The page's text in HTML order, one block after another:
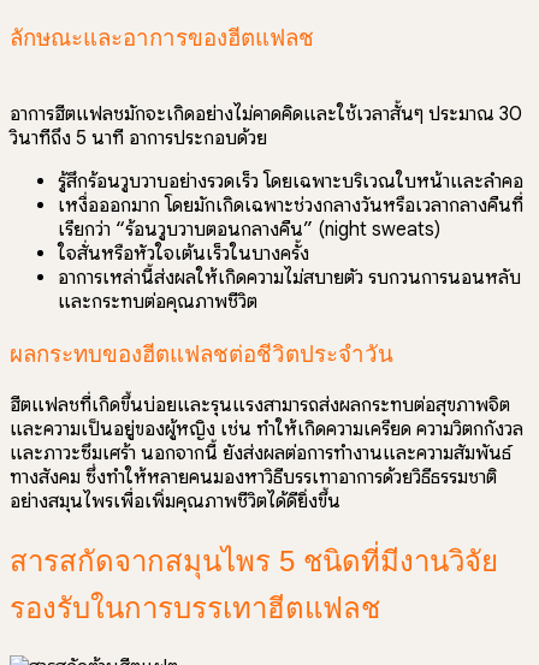
ลักษณะและอาการของฮีตแฟลช
อาการฮีตแฟลชมักจะเกิดอย่างไม่คาดคิดและใช้เวลาสั้นๆ ประมาณ 30
วินาทีถึง 5 นาที อาการประกอบด้วย
รู้สึกร้อนวูบวาบอย่างรวดเร็ว โดยเฉพาะบริเวณใบหน้าและลำคอ
เหงื่อออกมาก โดยมักเกิดเฉพาะช่วงกลางวันหรือเวลากลางคืนที่
เรียกว่า “ร้อนวูบวาบตอนกลางคืน” (night sweats)
ใจสั่นหรือหัวใจเต้นเร็วในบางครั้ง
อาการเหล่านี้ส่งผลให้เกิดความไม่สบายตัว รบกวนการนอนหลับ
และกระทบต่อคุณภาพชีวิต
ผลกระทบของฮีตแฟลชต่อชีวิตประจำวัน
ฮีตแฟลชที่เกิดขึ้นบ่อยและรุนแรงสามารถส่งผลกระทบต่อสุขภาพจิต
และความเป็นอยู่ของผู้หญิง เช่น ทำให้เกิดความเครียด ความวิตกกังวล
และภาวะซึมเศร้า นอกจากนี้ ยังส่งผลต่อการทำงานและความสัมพันธ์
ทางสังคม ซึ่งทำให้หลายคนมองหาวิธีบรรเทาอาการด้วยวิธีธรรมชาติ
อย่างสมุนไพรเพื่อเพิ่มคุณภาพชีวิตได้ดียิ่งขึ้น
สารสกัดจากสมุนไพร 5 ชนิดที่มีงานวิจัย
รองรับในการบรรเทาฮีตแฟลช